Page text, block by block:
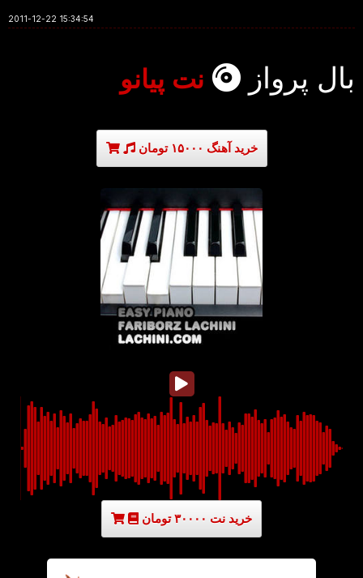
2011-12-22 15:34:54
بال پرواز نت پیانو
خرید آهنگ ۱۵۰۰۰ تومان
خرید نت ۳۰۰۰۰ تومان